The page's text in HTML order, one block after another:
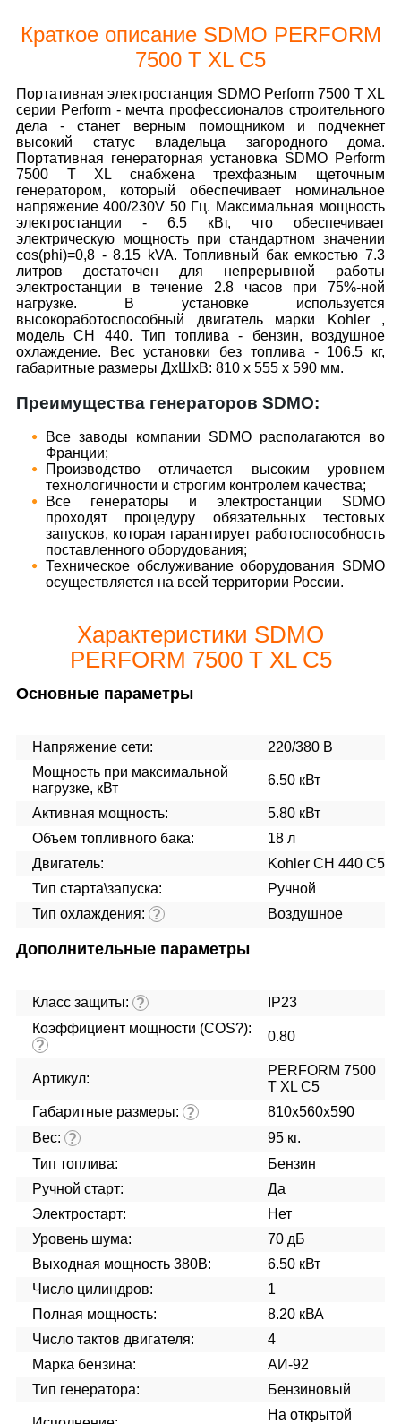
Краткое описание SDMO PERFORM
7500 T XL C5
Портативная электростанция SDMO Perform 7500 T XL
серии Perform - мечта профессионалов строительного
дела - станет верным помощником и подчекнет
высокий статус владельца загородного дома.
Портативная генераторная установка SDMO Perform
7500 T XL снабжена трехфазным щеточным
генератором, который обеспечивает номинальное
напряжение 400/230V 50 Гц. Максимальная мощность
электростанции - 6.5 кВт, что обеспечивает
электрическую мощность при стандартном значении
cos(phi)=0,8 - 8.15 kVA. Топливный бак емкостью 7.3
литров достаточен для непрерывной работы
электростанции в течение 2.8 часов при 75%-ной
нагрузке. В установке используется
высокоработоспособный двигатель марки Kohler ,
модель CH 440. Тип топлива - бензин, воздушное
охлаждение. Вес установки без топлива - 106.5 кг,
габаритные размеры ДxШxВ: 810 x 555 x 590 мм.
Преимущества генераторов SDMO:
Все заводы компании SDMO располагаются во
Франции;
Производство отличается высоким уровнем
технологичности и строгим контролем качества;
Все генераторы и электростанции SDMO
проходят процедуру обязательных тестовых
запусков, которая гарантирует работоспособность
поставленного оборудования;
Техническое обслуживание оборудования SDMO
осуществляется на всей территории России.
Характеристики SDMO
PERFORM 7500 T XL C5
Основные параметры
Напряжение сети:
220/380 В
Мощность при максимальной
нагрузке, кВт
6.50 кВт
Активная мощность:
5.80 кВт
Объем топливного бака:
18 л
Двигатель:
Kohler CH 440 C5
Тип старта\запуска:
Ручной
Тип охлаждения: ? Воздушное
Дополнительные параметры
Класс защиты: ?
IP23
Коэффициент мощности (COS?):
?
0.80
Артикул:
PERFORM 7500
T XL C5
Габаритные размеры: ?
810x560x590
Вес: ?
95 кг.
Тип топлива:
Бензин
Ручной старт:
Да
Электростарт:
Нет
Уровень шума:
70 дБ
Выходная мощность 380В:
6.50 кВт
Число цилиндров:
1
Полная мощность:
8.20 кВА
Число тактов двигателя:
4
Марка бензина:
АИ-92
Тип генератора:
Бензиновый
На открытой